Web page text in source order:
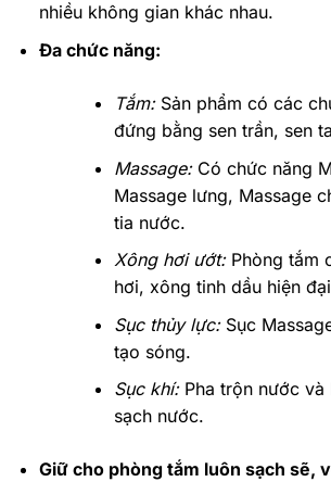
nhiều không gian khác nhau.
Đa chức năng:
Tắm:Sản phẩm có các
đứng bằng sen trần, sen
Massage: Có chức năng
Massage lưng, Massage
tia nước.
Xông hơi ướt: Phòng tắm
hơi, xông tinh dầu hiện
Sục thủy lực:Sục
tạo sóng.
Sục khí:Pha trộn nước và
sạch nước.
Giữ cho phòng tắm luôn sạch sẽ,